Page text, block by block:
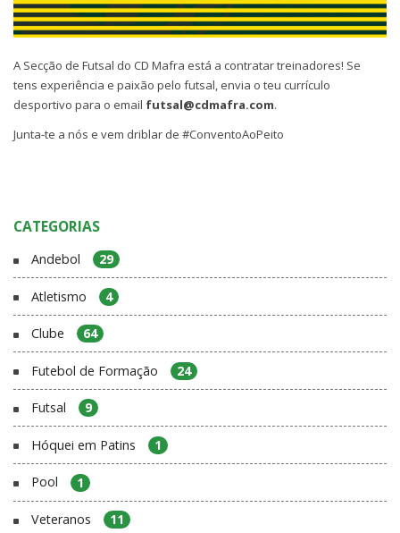
A Secção de Futsal do CD Mafra está a contratar treinadores! Se
tens experiência e paixão pelo futsal, envia o teu currículo
desportivo para o email futsal@cdmafra.com.
Junta-te a nós e vem driblar de #ConventoAoPeito
CATEGORIAS
Andebol 29
Atletismo 4
Clube 64
Futebol de Formação 24
Futsal 9
Hóquei em Patins 1
Pool 1
Veteranos 11